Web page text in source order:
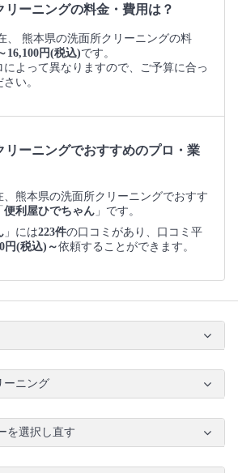
リーニングの料金・費用は？
、 熊本県の洗面所クリーニングの料
16,100円(税込)です。
よって異なりますので、ご予算に合っ
い。
リーニングでおすすめのプロ・業
、熊本県の洗面所クリーニングでおすす
便利屋ひでちゃん 」です。
」には223件の口コミがあり、口コミ平
円(税込)～依頼することができます。
ーニング
を選択し直す